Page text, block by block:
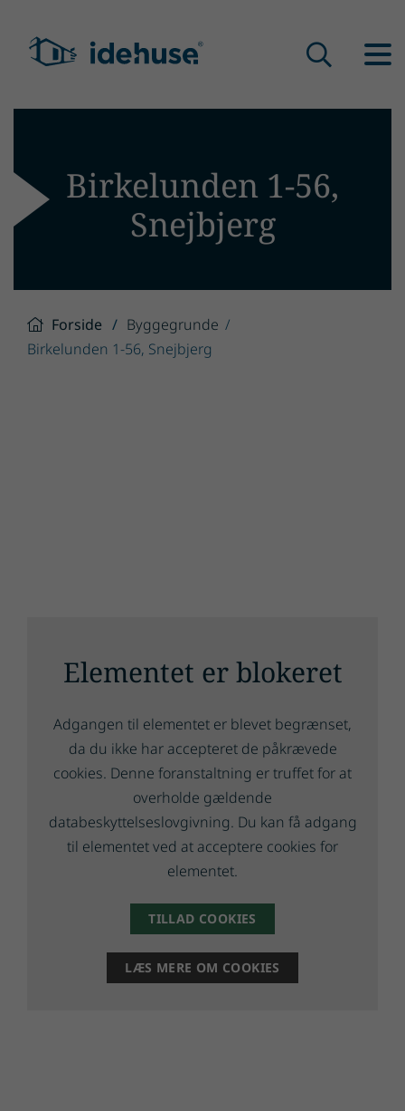
Birkelunden 1-56,
Snejbjerg
Forside
Byggegrunde
Birkelunden 1-56, Snejbjerg
Elementet er blokeret
Adgangen til elementet er blevet begrænset,
da du ikke har accepteret de påkrævede
cookies. Denne foranstaltning er truffet for at
overholde gældende
databeskyttelseslovgivning. Du kan få adgang
til elementet ved at acceptere cookies for
elementet.
TILLAD COOKIES
LÆS MERE OM COOKIES